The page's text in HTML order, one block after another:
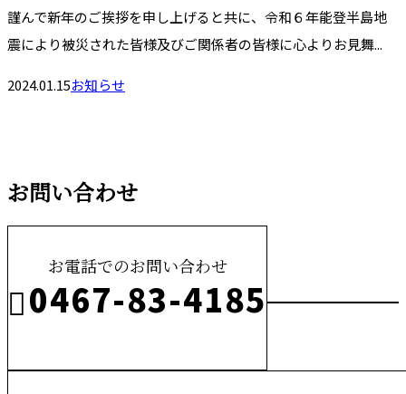
謹んで新年のご挨拶を申し上げると共に、令和６年能登半島地
震により被災された皆様及びご関係者の皆様に心よりお見舞...
2024.01.15お知らせ
お問い合わせ
お電話でのお問い合わせ
0467-83-4185